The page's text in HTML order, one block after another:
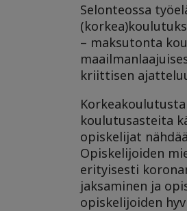
Selonteossa
– maksutonta
kriittisen
koulutusasteita
opiskelijat
Opiskelijoiden
erityisesti
jaksaminen ja
opiskelijoiden